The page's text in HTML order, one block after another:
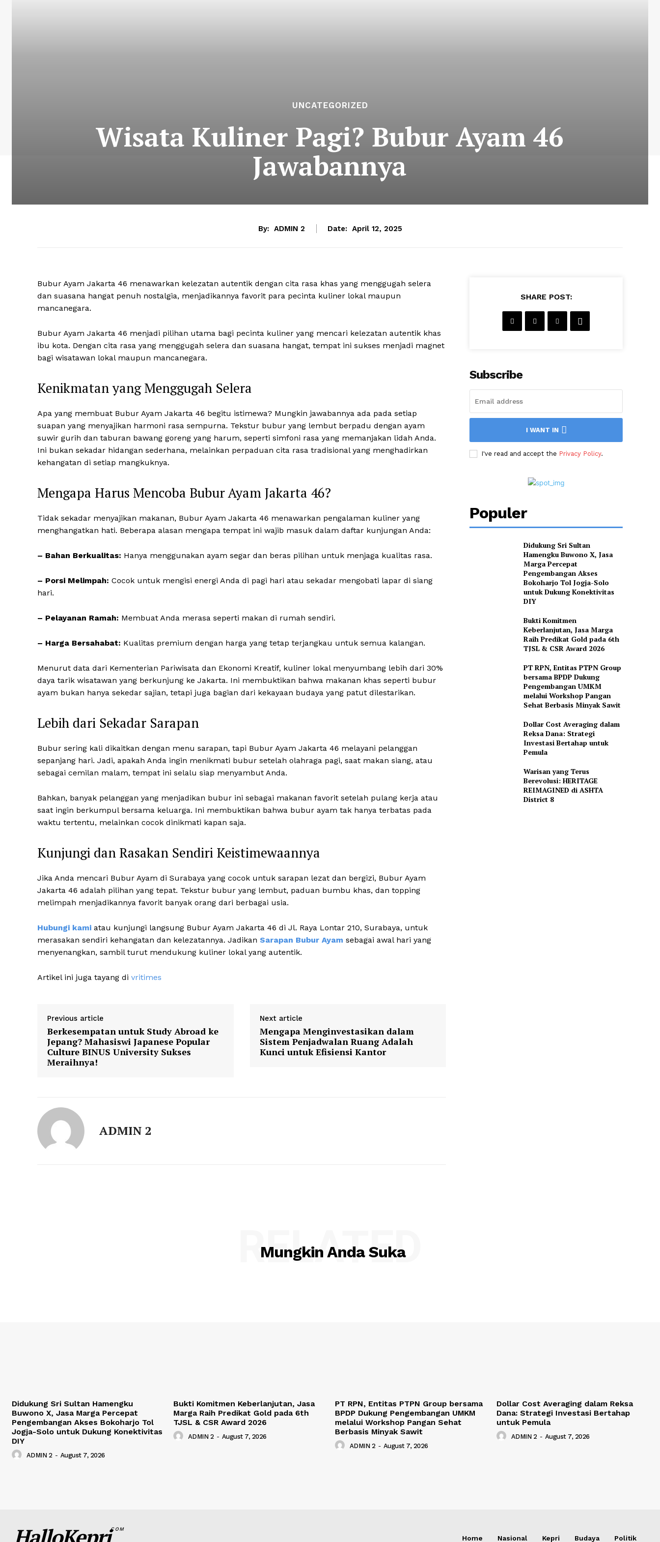
UNCATEGORIZED
Wisata Kuliner Pagi? Bubur Ayam 46
Jawabannya
By: ADMIN 2 Date: April 12, 2025
Bubur Ayam Jakarta 46 menawarkan kelezatan autentik dengan cita rasa khas yang menggugah selera
dan suasana hangat penuh nostalgia, menjadikannya favorit para pecinta kuliner lokal maupun
mancanegara.
Bubur Ayam Jakarta 46 menjadi pilihan utama bagi pecinta kuliner yang mencari kelezatan autentik khas
ibu kota. Dengan cita rasa yang menggugah selera dan suasana hangat, tempat ini sukses menjadi magnet
bagi wisatawan lokal maupun mancanegara.
Kenikmatan yang Menggugah Selera
Apa yang membuat Bubur Ayam Jakarta 46 begitu istimewa? Mungkin jawabannya ada pada setiap
suapan yang menyajikan harmoni rasa sempurna. Tekstur bubur yang lembut berpadu dengan ayam
suwir gurih dan taburan bawang goreng yang harum, seperti simfoni rasa yang memanjakan lidah Anda.
Ini bukan sekadar hidangan sederhana, melainkan perpaduan cita rasa tradisional yang menghadirkan
kehangatan di setiap mangkuknya.
Mengapa Harus Mencoba Bubur Ayam Jakarta 46?
Tidak sekadar menyajikan makanan, Bubur Ayam Jakarta 46 menawarkan pengalaman kuliner yang
menghangatkan hati. Beberapa alasan mengapa tempat ini wajib masuk dalam daftar kunjungan Anda:
– Bahan Berkualitas: Hanya menggunakan ayam segar dan beras pilihan untuk menjaga kualitas rasa.
– Porsi Melimpah: Cocok untuk mengisi energi Anda di pagi hari atau sekadar mengobati lapar di siang
hari.
– Pelayanan Ramah: Membuat Anda merasa seperti makan di rumah sendiri.
– Harga Bersahabat: Kualitas premium dengan harga yang tetap terjangkau untuk semua kalangan.
Menurut data dari Kementerian Pariwisata dan Ekonomi Kreatif, kuliner lokal menyumbang lebih dari 30%
daya tarik wisatawan yang berkunjung ke Jakarta. Ini membuktikan bahwa makanan khas seperti bubur
ayam bukan hanya sekedar sajian, tetapi juga bagian dari kekayaan budaya yang patut dilestarikan.
Lebih dari Sekadar Sarapan
Bubur sering kali dikaitkan dengan menu sarapan, tapi Bubur Ayam Jakarta 46 melayani pelanggan
sepanjang hari. Jadi, apakah Anda ingin menikmati bubur setelah olahraga pagi, saat makan siang, atau
sebagai cemilan malam, tempat ini selalu siap menyambut Anda.
Bahkan, banyak pelanggan yang menjadikan bubur ini sebagai makanan favorit setelah pulang kerja atau
saat ingin berkumpul bersama keluarga. Ini membuktikan bahwa bubur ayam tak hanya terbatas pada
waktu tertentu, melainkan cocok dinikmati kapan saja.
Kunjungi dan Rasakan Sendiri Keistimewaannya
Jika Anda mencari Bubur Ayam di Surabaya yang cocok untuk sarapan lezat dan bergizi, Bubur Ayam
Jakarta 46 adalah pilihan yang tepat. Tekstur bubur yang lembut, paduan bumbu khas, dan topping
melimpah menjadikannya favorit banyak orang dari berbagai usia.
Hubungi kami atau kunjungi langsung Bubur Ayam Jakarta 46 di Jl. Raya Lontar 210, Surabaya, untuk
merasakan sendiri kehangatan dan kelezatannya. Jadikan Sarapan Bubur Ayam sebagai awal hari yang
menyenangkan, sambil turut mendukung kuliner lokal yang autentik.
Artikel ini juga tayang di vritimes
Previous article
Berkesempatan untuk Study Abroad ke
Jepang? Mahasiswi Japanese Popular
Culture BINUS University Sukses
Meraihnya!
Next article
Mengapa Menginvestasikan dalam
Sistem Penjadwalan Ruang Adalah
Kunci untuk Efisiensi Kantor
ADMIN 2
SHARE POST:
Subscribe
I WANT IN
I've read and accept the Privacy Policy.
Populer
Didukung Sri Sultan
Hamengku Buwono X, Jasa
Marga Percepat
Pengembangan Akses
Bokoharjo Tol Jogja-Solo
untuk Dukung Konektivitas
DIY
Bukti Komitmen
Keberlanjutan, Jasa Marga
Raih Predikat Gold pada 6th
TJSL & CSR Award 2026
PT RPN, Entitas PTPN Group
bersama BPDP Dukung
Pengembangan UMKM
melalui Workshop Pangan
Sehat Berbasis Minyak Sawit
Dollar Cost Averaging dalam
Reksa Dana: Strategi
Investasi Bertahap untuk
Pemula
Warisan yang Terus
Berevolusi: HERITAGE
REIMAGINED di ASHTA
District 8
Mungkin Anda Suka
RELATED
Didukung Sri Sultan Hamengku
Buwono X, Jasa Marga Percepat
Pengembangan Akses Bokoharjo Tol
Jogja-Solo untuk Dukung Konektivitas
DIY
ADMIN 2 - August 7, 2026
Bukti Komitmen Keberlanjutan, Jasa
Marga Raih Predikat Gold pada 6th
TJSL & CSR Award 2026
ADMIN 2 - August 7, 2026
PT RPN, Entitas PTPN Group bersama
BPDP Dukung Pengembangan UMKM
melalui Workshop Pangan Sehat
Berbasis Minyak Sawit
ADMIN 2 - August 7, 2026
Dollar Cost Averaging dalam Reksa
Dana: Strategi Investasi Bertahap
untuk Pemula
ADMIN 2 - August 7, 2026
HalloKepriCOM
Home Nasional Kepri Budaya Politik